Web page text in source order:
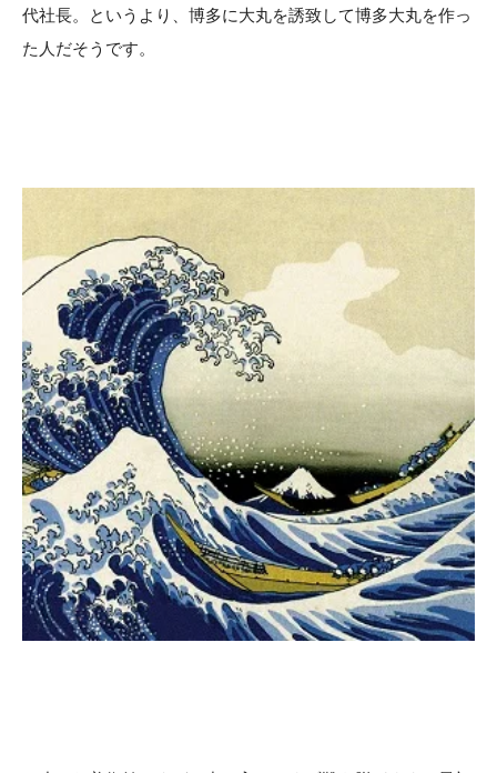
代社長。というより、博多に大丸を誘致して博多大丸を作っ
た人だそうです。